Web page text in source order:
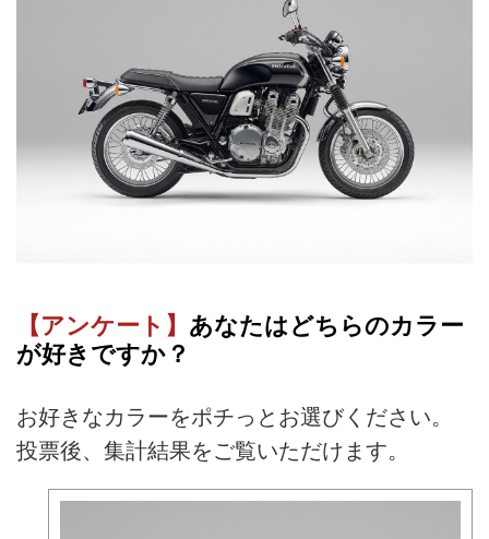
【アンケート】 あなたはどちらのカラー
が好きですか？
お好きなカラーをポチっとお選びください。
投票後、集計結果をご覧いただけます。